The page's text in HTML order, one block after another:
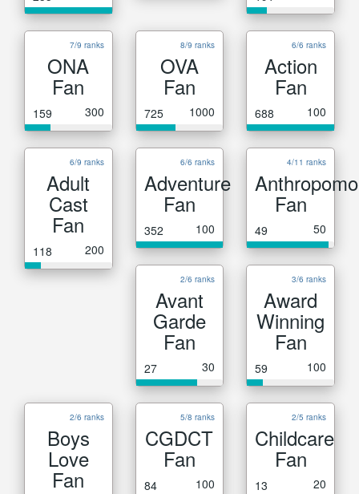
7/9 ranks
ONA
Fan
159 300
8/9 ranks
OVA
Fan
725 1000
6/6 ranks
Action
Fan
688 100
6/9 ranks
Adult
Cast
Fan
118 200
6/6 ranks
Adventure
Fan
352 100
4/11 ranks
Fan
49 50
2/6 ranks
Avant
Garde
Fan
27 30
3/6 ranks
Award
Winning
Fan
59 100
2/6 ranks
Boys
Love
Fan
5/8 ranks
CGDCT
Fan
84 100
2/5 ranks
Childcare
Fan
13 20